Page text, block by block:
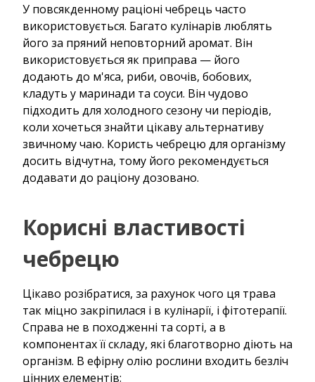
У повсякденному раціоні чебрець часто
використовується. Багато кулінарів люблять
його за пряний неповторний аромат. Він
використовується як приправа — його
додають до м'яса, риби, овочів, бобових,
кладуть у маринади та соуси. Він чудово
підходить для холодного сезону чи періодів,
коли хочеться знайти цікаву альтернативу
звичному чаю. Користь чебрецю для організму
досить відчутна, тому його рекомендується
додавати до раціону дозовано.
Корисні властивості
чебрецю
Цікаво розібратися, за рахунок чого ця трава
так міцно закріпилася і в кулінарії, і фітотерапії.
Справа не в походженні та сорті, а в
компонентах її складу, які благотворно діють на
організм. В ефірну олію рослини входить безліч
цінних елементів: